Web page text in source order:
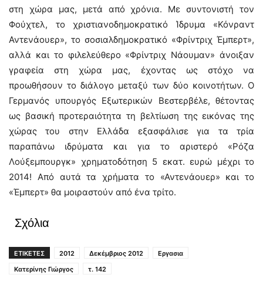
στη χώρα μας, μετά από χρόνια. Με συντονιστή τον
Φούχτελ, το χριστιανοδημοκρατικό Ίδρυμα «Κόνραντ
Αντενάουερ», το σοσιαλδημοκρατικό «Φρίντριχ Έμπερτ»,
αλλά και το φιλελεύθερο «Φρίντριχ Νάουμαν» άνοιξαν
γραφεία στη χώρα μας, έχοντας ως στόχο να
προωθήσουν το διάλογο μεταξύ των δύο κοινοτήτων. Ο
Γερμανός υπουργός Εξωτερικών Βεστερβέλε, θέτοντας
ως βασική προτεραιότητα τη βελτίωση της εικόνας της
χώρας του στην Ελλάδα εξασφάλισε για τα τρία
παραπάνω ιδρύματα και για το αριστερό «Ρόζα
Λούξεμπουργκ» χρηματοδότηση 5 εκατ. ευρώ μέχρι το
2014! Από αυτά τα χρήματα το «Αντενάουερ» και το
«Έμπερτ» θα μοιραστούν από ένα τρίτο.
Σχόλια
ΕΤΙΚΕΤΕΣ 2012 Δεκέμβριος 2012
Εργασια
Κατερίνης Γιώργος
τ. 142